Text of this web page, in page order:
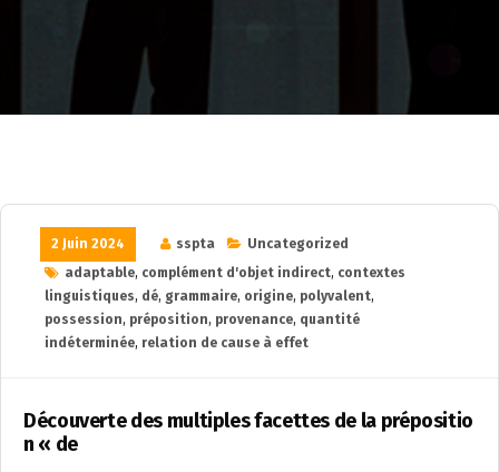
2 Juin 2024 sspta
Uncategorized
adaptable, complément d'objet indirect, contextes
linguistiques, dé, grammaire, origine, polyvalent,
possession, préposition, provenance, quantité
indéterminée, relation de cause à effet
Découverte des multiples facettes de la prépositio
n « de